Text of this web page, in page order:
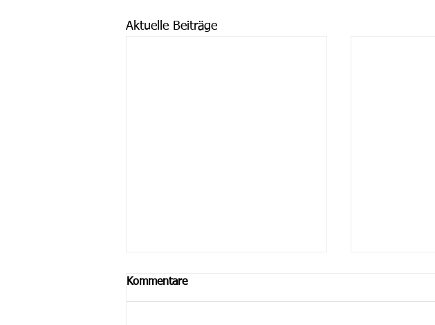
Aktuelle Beiträge
Kommentare